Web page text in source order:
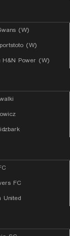
(W)
(W)
H&N Power (W)
FC
United